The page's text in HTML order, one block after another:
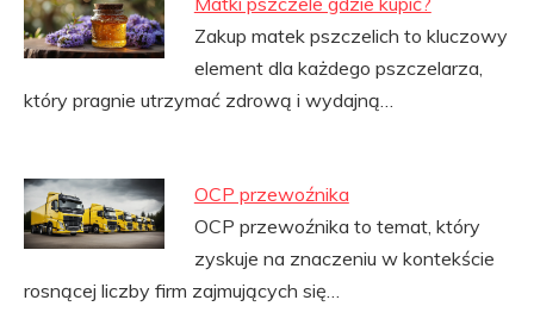
Zakup matek pszczelich to kluczowy
element dla każdego pszczelarza,
który pragnie utrzymać zdrową i wydajną…
OCP przewoźnika
OCP przewoźnika to temat, który
zyskuje na znaczeniu w kontekście
rosnącej liczby firm zajmujących się…